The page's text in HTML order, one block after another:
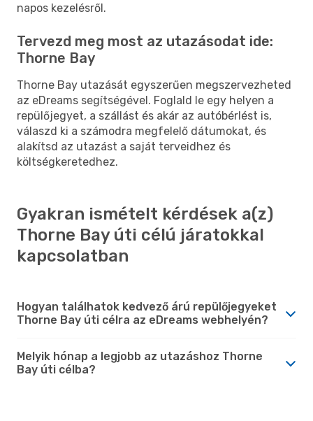
napos kezelésről.
Tervezd meg most az utazásodat ide:
Thorne Bay
Thorne Bay utazását egyszerűen megszervezheted
az eDreams segítségével. Foglald le egy helyen a
repülőjegyet, a szállást és akár az autóbérlést is,
válaszd ki a számodra megfelelő dátumokat, és
alakítsd az utazást a saját terveidhez és
költségkeretedhez.
Gyakran ismételt kérdések a(z)
Thorne Bay úti célú járatokkal
kapcsolatban
Hogyan találhatok kedvező árú repülőjegyeket
Thorne Bay úti célra az eDreams webhelyén?
Melyik hónap a legjobb az utazáshoz Thorne
Bay úti célba?